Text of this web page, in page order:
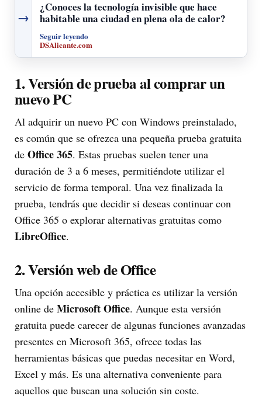
→
¿Conoces la tecnología invisible que hace
habitable una ciudad en plena ola de calor?
Seguir leyendo
DSAlicante.com
1. Versión de prueba al comprar un
nuevo PC
Al adquirir un nuevo PC con Windows preinstalado,
es común que se ofrezca una pequeña prueba gratuita
de Office 365. Estas pruebas suelen tener una
duración de 3 a 6 meses, permitiéndote utilizar el
servicio de forma temporal. Una vez finalizada la
prueba, tendrás que decidir si deseas continuar con
Office 365 o explorar alternativas gratuitas como
LibreOffice.
2. Versión web de Office
Una opción accesible y práctica es utilizar la versión
online de Microsoft Office. Aunque esta versión
gratuita puede carecer de algunas funciones avanzadas
presentes en Microsoft 365, ofrece todas las
herramientas básicas que puedas necesitar en Word,
Excel y más. Es una alternativa conveniente para
aquellos que buscan una solución sin coste.